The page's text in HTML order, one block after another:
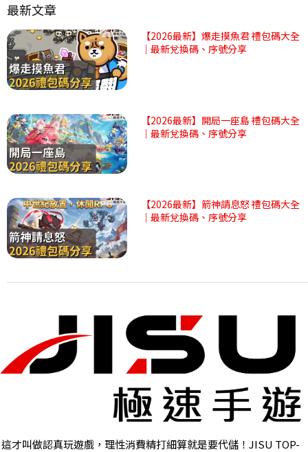
最新文章
【2026最新】爆走摸魚君 禮包碼大全
｜最新兌換碼、序號分享
【2026最新】開局一座島 禮包碼大全
｜最新兌換碼、序號分享
【2026最新】箭神請息怒 禮包碼大全
｜最新兌換碼、序號分享
這才叫做認真玩遊戲，理性消費精打細算就是要代儲！JISU TOP-